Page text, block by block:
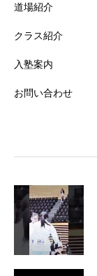
道場紹介
クラス紹介
入塾案内
お問い合わせ